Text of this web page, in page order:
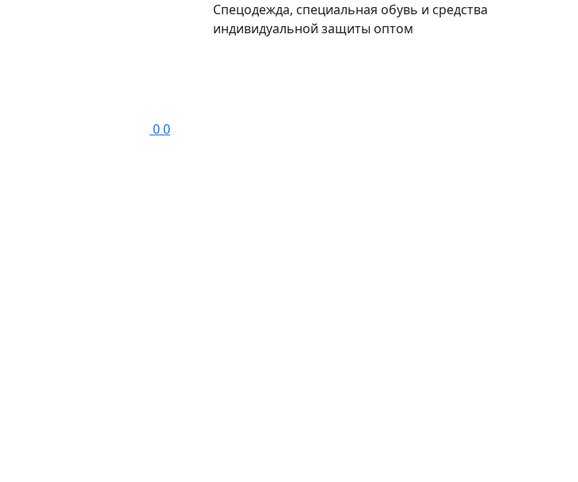
Спецодежда, специальная обувь и средства
индивидуальной защиты оптом
00